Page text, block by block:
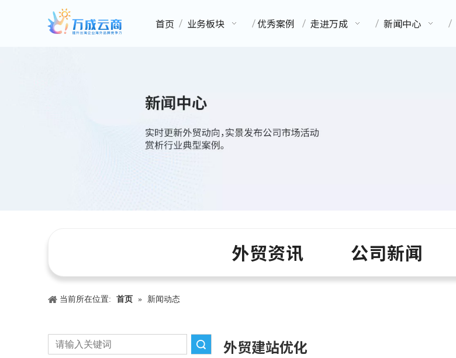
首页 业务板块 优秀案例 走进万成 新闻中心
外贸资讯 公司新闻
当前所在位置: 首页 » 新闻动态
外贸建站优化